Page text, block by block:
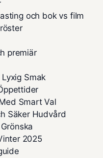
och bok vs film
premiär
Smak
Smart Val
Säker Hudvård
2025